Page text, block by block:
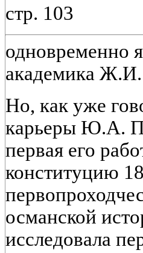
стр. 103
одновременно
академика
Но, как уже
карьеры Ю.А.
первая его
конституцию
османской
исследовала